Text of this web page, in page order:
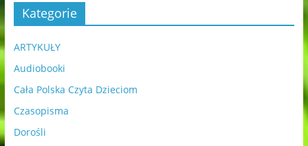
Kategorie
ARTYKUŁY
Audiobooki
Cała Polska Czyta Dzieciom
Czasopisma
Dorośli